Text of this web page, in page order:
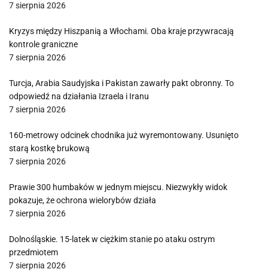
7 sierpnia 2026
Kryzys między Hiszpanią a Włochami. Oba kraje przywracają
kontrole graniczne
7 sierpnia 2026
Turcja, Arabia Saudyjska i Pakistan zawarły pakt obronny. To
odpowiedź na działania Izraela i Iranu
7 sierpnia 2026
160-metrowy odcinek chodnika już wyremontowany. Usunięto
starą kostkę brukową
7 sierpnia 2026
Prawie 300 humbaków w jednym miejscu. Niezwykły widok
pokazuje, że ochrona wielorybów działa
7 sierpnia 2026
Dolnośląskie. 15-latek w ciężkim stanie po ataku ostrym
przedmiotem
7 sierpnia 2026